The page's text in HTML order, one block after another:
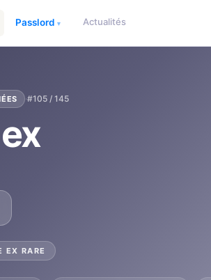
Passlord ▾ Actualités
·#105 / 145
EX RARE